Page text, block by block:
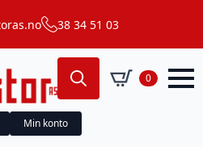
38 34 51 03
Search
for:
0
Min konto